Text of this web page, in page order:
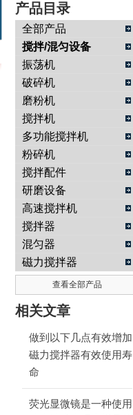
武汉提沃克科技有限公司
产品目录
全部产品
搅拌/混匀设备
振荡机
破碎机
磨粉机
搅拌机
多功能搅拌机
粉碎机
搅拌配件
研磨设备
高速搅拌机
搅拌器
混匀器
磁力搅拌器
查看全部产品
相关文章
做到以下几点有效增加
磁力搅拌器有效使用寿
命
荧光显微镜是一种使用